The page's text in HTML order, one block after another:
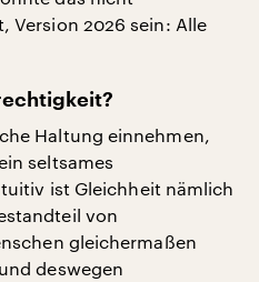
Version 2026 sein: Alle
Haltung einnehmen,
seltsames
ist Gleichheit nämlich
von
gleichermaßen
deswegen